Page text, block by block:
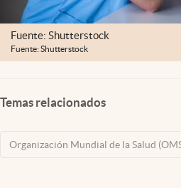
Fuente: Shutterstock
Fuente: Shutterstock
Temas relacionados
Organización Mundial de la Salud